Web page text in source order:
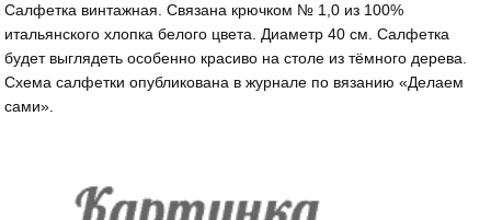
Салфетка винтажная. Связана крючком № 1,0 из 100%
итальянского хлопка белого цвета. Диаметр 40 см. Салфетка
будет выглядеть особенно красиво на столе из тёмного дерева.
Схема салфетки опубликована в журнале по вязанию «Делаем
сами».